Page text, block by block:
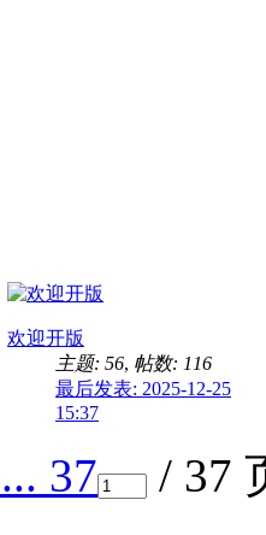
欢迎开版
主题: 56, 帖数: 116
最后发表: 2025-12-25
15:37
... 37 / 37